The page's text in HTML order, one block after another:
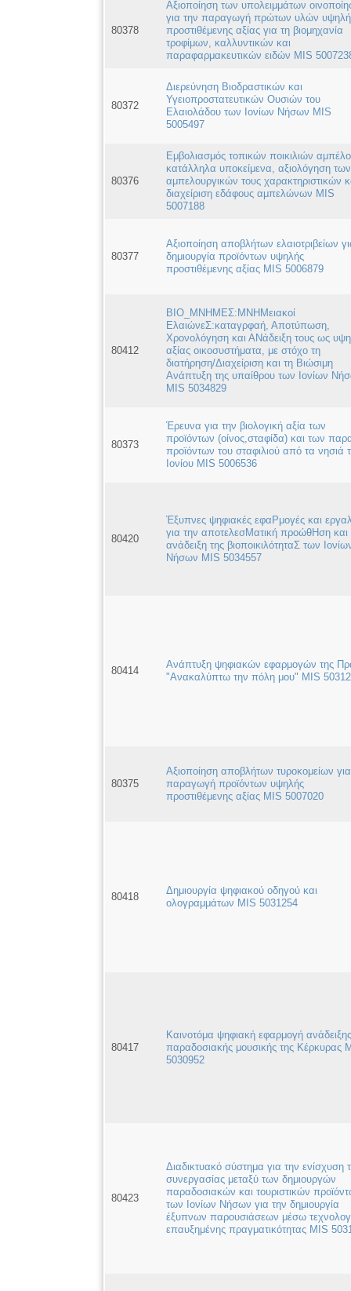
80378
Αξιοποίηση των υπολειμμάτων
για την παραγωγή πρώτων υλών
προστιθέμενης αξίας για τη βιομηχανία
τροφίμων, καλλυντικών και
παραφαρμακευτικών ειδών MIS
80372
Διερεύνηση Βιοδραστικών και
Υγειοπροστατευτικών Ουσιών του
Ελαιολάδου των Ιονίων Νήσων MIS
5005497
80376
Εμβολιασμός τοπικών ποικιλιών
κατάλληλα υποκείμενα, αξιολόγηση των
αμπελουργικών τους χαρακτηριστικών
διαχείριση εδάφους αμπελώνων MIS
5007188
80377
Αξιοποίηση αποβλήτων ελαιοτριβείων
δημιουργία προϊόντων υψηλής
προστιθέμενης αξίας MIS 5006879
80412
ΒΙΟ_ΜΝΗΜΕΣ:ΜΝΗΜειακοί
ΕλαιώνεΣ:καταγρφαή, Αποτύπωση,
Χρονολόγηση και ΑΝάδειξη τους ως
αξίας οικοσυστήματα, με στόχο τη
διατήρηση/Διαχείριση και τη Βιώσιμη
Ανάπτυξη της υπαίθρου των Ιονίων
MIS 5034829
80373
Έρευνα για την βιολογική αξία των
προϊόντων (οίνος,σταφίδα) και των
προϊόντων του σταφιλιού από τα νησιά
Ιονίου MIS 5006536
80420
Έξυπνες ψηφιακές εφαΡμογές και
για την αποτελεσΜατική προώθΗση και
ανάδειξη της βιοποικιλότηταΣ των
Νήσων MIS 5034557
80414
Ανάπτυξη ψηφιακών εφαρμογών της
"Ανακαλύπτω την πόλη μου" MIS
80375
Αξιοποίηση αποβλήτων τυροκομείων
παραγωγή προϊόντων υψηλής
προστιθέμενης αξίας MIS 5007020
80418
Δημιουργία ψηφιακού οδηγού και
ολογραμμάτων MIS 5031254
80417
Καινοτόμα ψηφιακή εφαρμογή
παραδοσιακής μουσικής της Κέρκυρας
5030952
80423
Διαδικτυακό σύστημα για την ενίσχυση
συνεργασίας μεταξύ των δημιουργών
παραδοσιακών και τουριστικών
των Ιονίων Νήσων για την δημιουργία
έξυπνων παρουσιάσεων μέσω
επαυξημένης πραγματικότητας MIS